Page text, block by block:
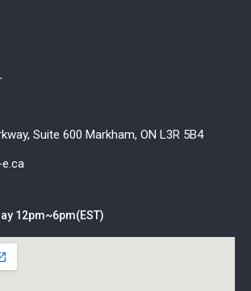
Suite 600 Markham, ON L3R 5B4
12pm~6pm(EST)